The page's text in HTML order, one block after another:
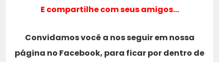
E compartilhe com seus amigos…
Convidamos você a nos seguir em nossa
página no Facebook, para ficar por dentro de